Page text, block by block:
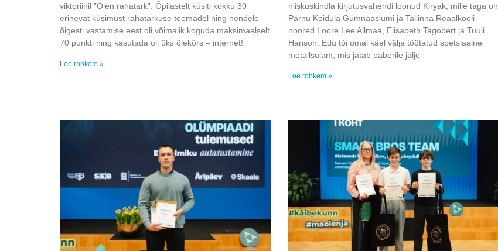
viktoriinil ”Olen rahatark”. Õpilastelt küsiti kokku 30
erinevat küsimust rahatarkuse teemadel ning nendele
õigesti vastamise eest oli võimalik koguda maksimaalselt
70 punkti ning kasutada oli üks õlekõrs – internet!
Loe rohkem »
niiskuskindla kirjutusvahendi loonud Kiryak, mille taga on
Pärnu Koidula Gümnaasiumi ja Tallinna Reaalkooli
noored Loore Lee Allmaa, Elisabeth Tagobert ja Tuuli
Hanson. Edu tõi omal käel välja töötatud spetsiaalne
metallsulam, mis jätab paberile jälje
Loe rohkem »